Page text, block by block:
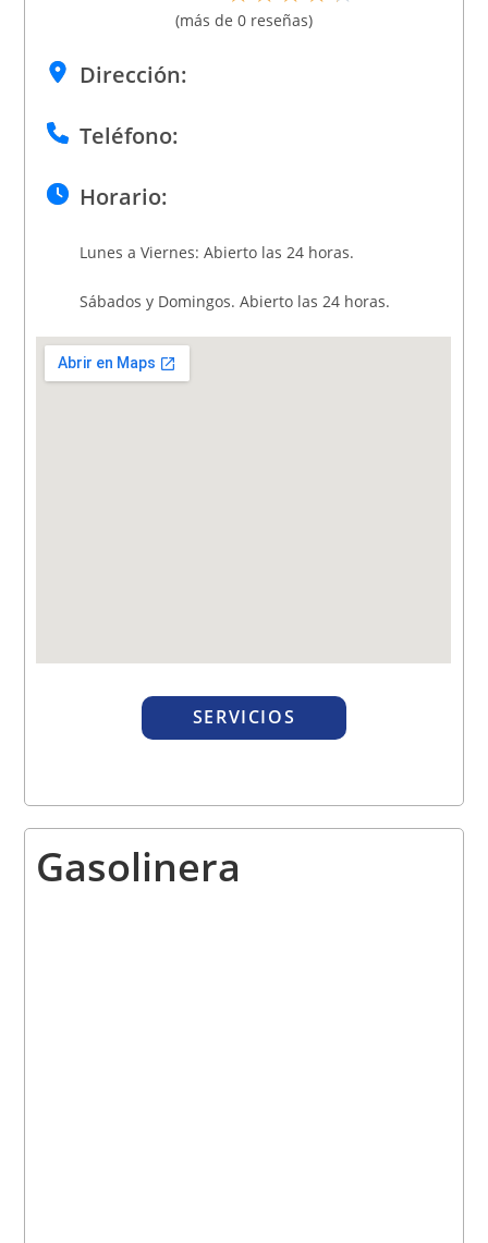
(más de 0 reseñas)
Dirección:
Teléfono:
Horario:
Lunes a Viernes: Abierto las 24 horas.
Sábados y Domingos. Abierto las 24 horas.
SERVICIOS
Gasolinera